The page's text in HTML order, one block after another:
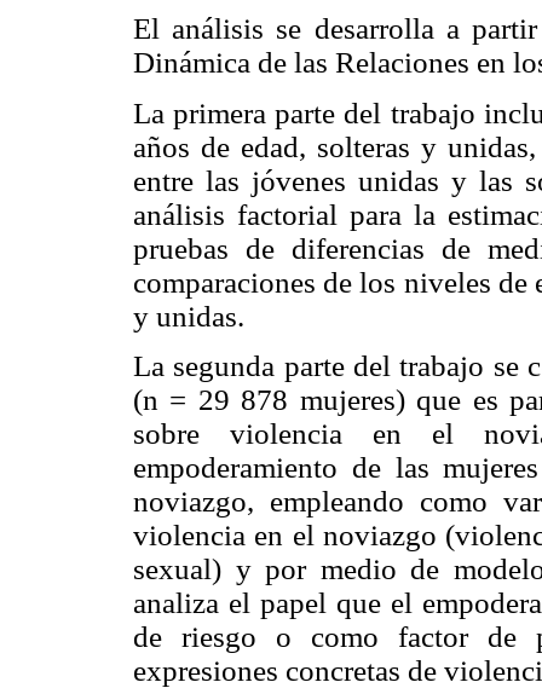
El análisis se desarrolla a
Dinámica de las Relaciones en
La primera parte del trabajo
años de edad, solteras y
entre las jóvenes unidas y las
análisis factorial para la
pruebas de diferencias de
comparaciones de los niveles de
y unidas.
La segunda parte del trabajo se
(n = 29 878 mujeres) que es
sobre violencia en el
empoderamiento de las
noviazgo, empleando como
violencia en el noviazgo
sexual) y por medio de
analiza el papel que el
de riesgo o como factor de
expresiones concretas de